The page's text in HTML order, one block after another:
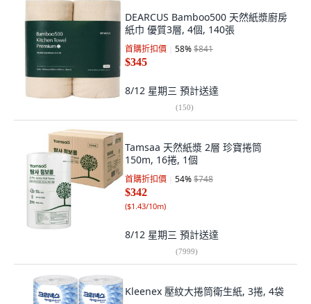
DEARCUS Bamboo500 天然紙漿廚房
紙巾 優質3層, 4個, 140張
首購折扣價 58%$841
$345
8/12 星期三 預計送達
(150)
Tamsaa 天然紙漿 2層 珍寶捲筒
150m, 16捲, 1個
首購折扣價 54%$748
$342
($1.43/10m)
8/12 星期三 預計送達
(7999)
Kleenex 壓紋大捲筒衛生紙, 3捲, 4袋